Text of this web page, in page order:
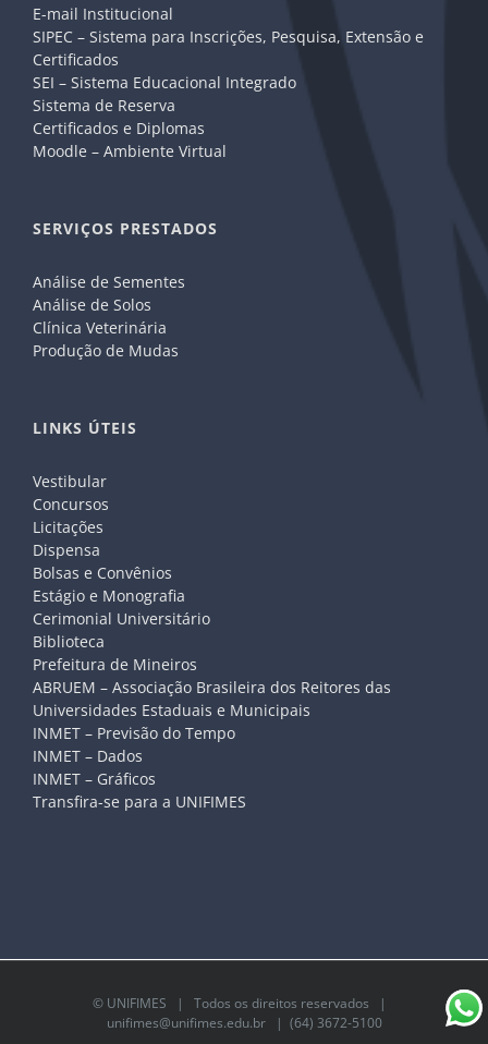
E-mail Institucional
SIPEC – Sistema para Inscrições, Pesquisa, Extensão e
Certificados
SEI – Sistema Educacional Integrado
Sistema de Reserva
Certificados e Diplomas
Moodle – Ambiente Virtual
SERVIÇOS PRESTADOS
Análise de Sementes
Análise de Solos
Clínica Veterinária
Produção de Mudas
LINKS ÚTEIS
Vestibular
Concursos
Licitações
Dispensa
Bolsas e Convênios
Estágio e Monografia
Cerimonial Universitário
Biblioteca
Prefeitura de Mineiros
ABRUEM – Associação Brasileira dos Reitores das
Universidades Estaduais e Municipais
INMET – Previsão do Tempo
INMET – Dados
INMET – Gráficos
Transfira-se para a UNIFIMES
© UNIFIMES | Todos os direitos reservados |
unifimes@unifimes.edu.br| (64) 3672-5100